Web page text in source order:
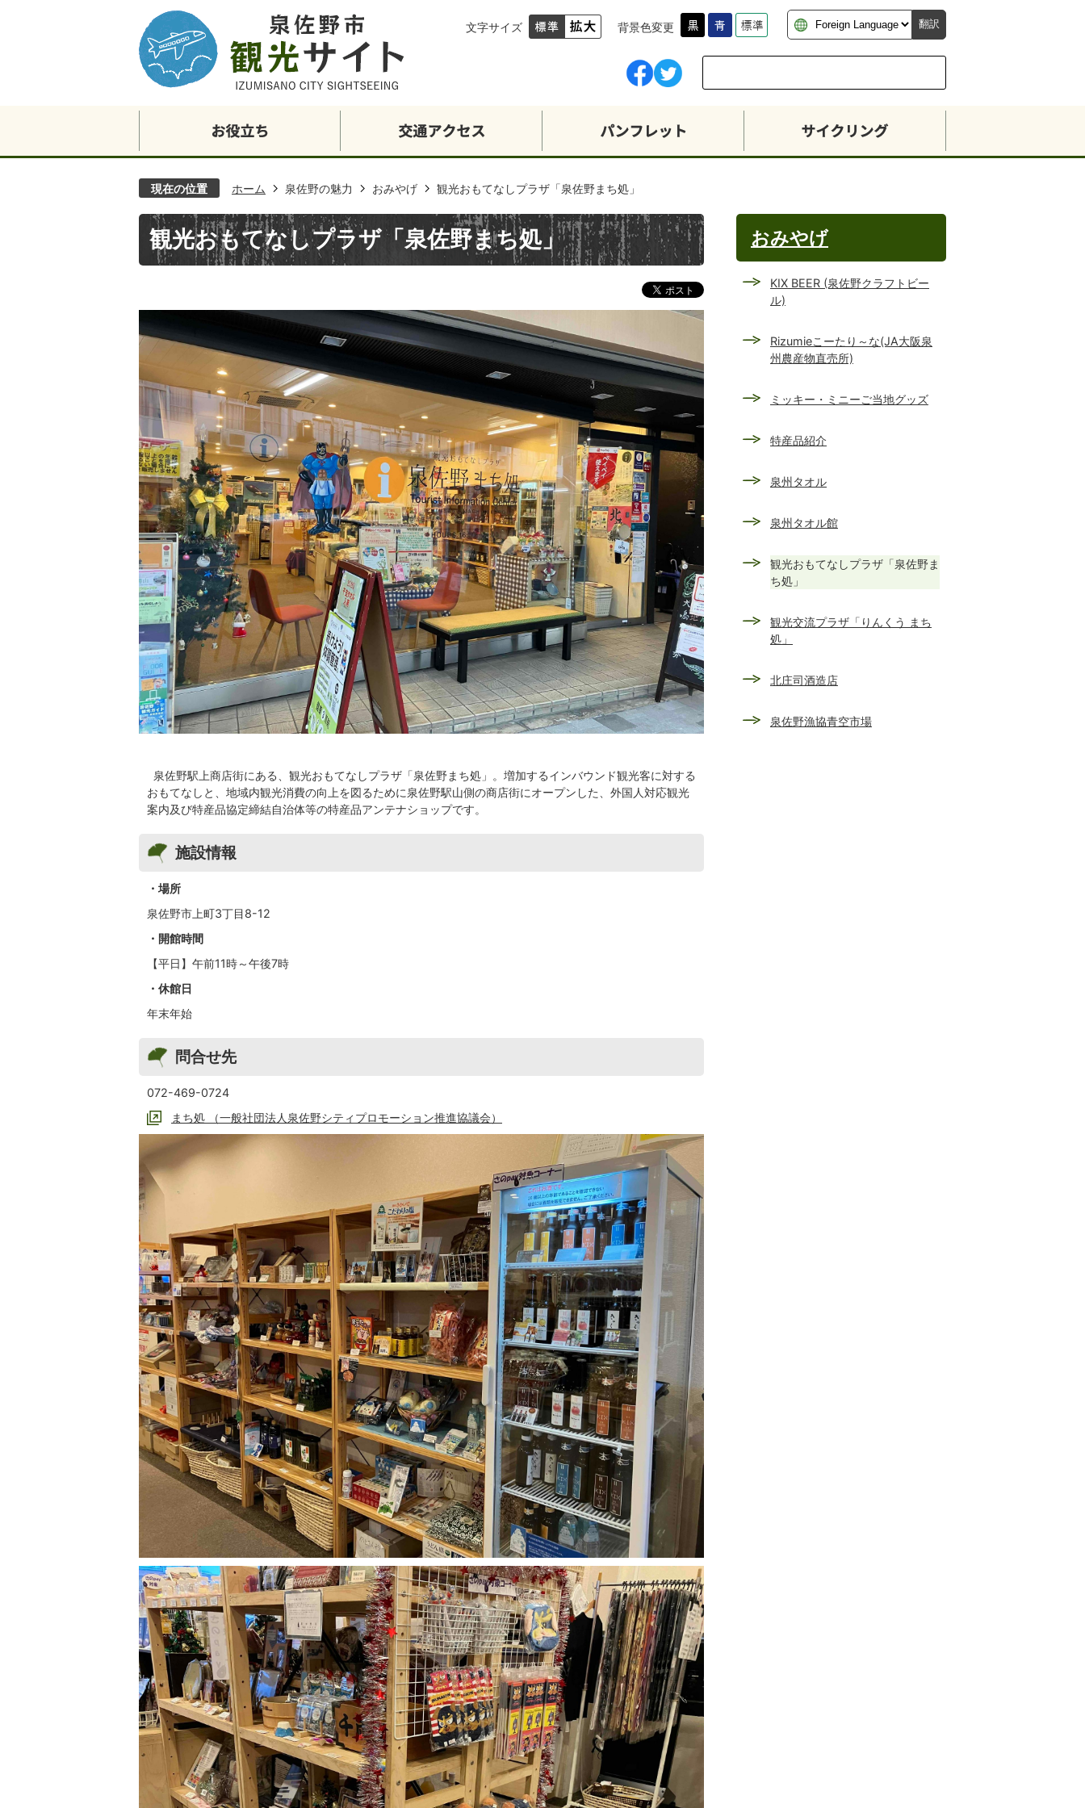
文字サイズ 背景色変更 翻訳
現在の位置 ホーム 泉佐野の魅力 おみやげ 観光おもてなしプラザ「泉佐野まち処」
観光おもてなしプラザ「泉佐野まち処」
泉佐野駅上商店街にある、観光おもてなしプラザ「泉佐野まち処」。増加するインバウンド観光客に対する
おもてなしと、地域内観光消費の向上を図るために泉佐野駅山側の商店街にオープンした、外国人対応観光
案内及び特産品協定締結自治体等の特産品アンテナショップです。
施設情報
・場所
泉佐野市上町3丁目8-12
・開館時間
【平日】午前11時～午後7時
・休館日
年末年始
問合せ先
072-469-0724
まち処 （一般社団法人泉佐野シティプロモーション推進協議会）
おみやげ
KIX BEER (泉佐野クラフトビー
ル)
Rizumieこーたり～な(JA大阪泉
州農産物直売所)
ミッキー・ミニーご当地グッズ
特産品紹介
泉州タオル
泉州タオル館
観光おもてなしプラザ「泉佐野ま
ち処」
観光交流プラザ「りんくう まち
処」
北庄司酒造店
泉佐野漁協青空市場